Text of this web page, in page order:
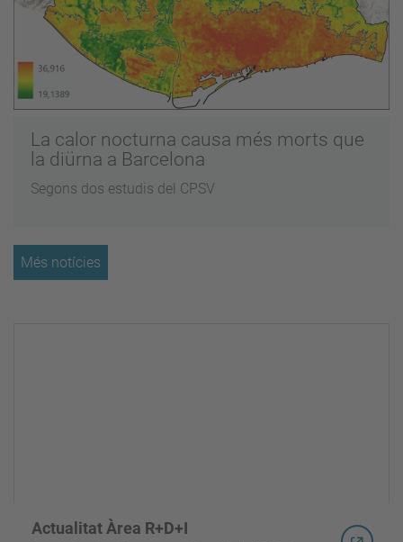
La calor nocturna causa més morts que
la diürna a Barcelona
Segons dos estudis del CPSV
Més notícies
Actualitat Àrea R+D+I